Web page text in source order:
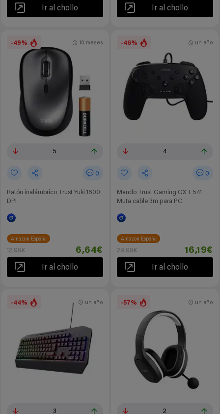
Ir al chollo Ir al chollo
-49%
5
0
Ratón inalámbrico Trust Yuki 1600
DPI
10 meses
Amazon España
12,99€ 6,64€
Ir al chollo
-46%
4
0
Mando Trust Gaming GXT 541
Muta cable 3m para PC
un año
Amazon España
29,99€ 16,19€
Ir al chollo
-44%
3
un año -57%
2
un año